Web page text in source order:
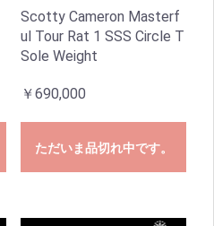
Scotty Cameron Masterf
ul Tour Rat 1 SSS Circle T
Sole Weight
￥690,000
ただいま品切れ中です。